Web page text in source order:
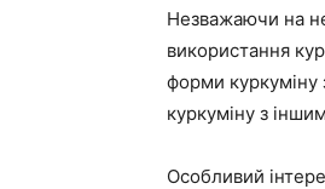
Незважаючи на
використання
форми куркуміну
куркуміну з
Особливий